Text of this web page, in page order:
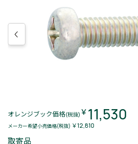
オレンジブック価格(税抜) ￥ 11,530
メーカー希望小売価格(税抜) ￥12,810
取寄品